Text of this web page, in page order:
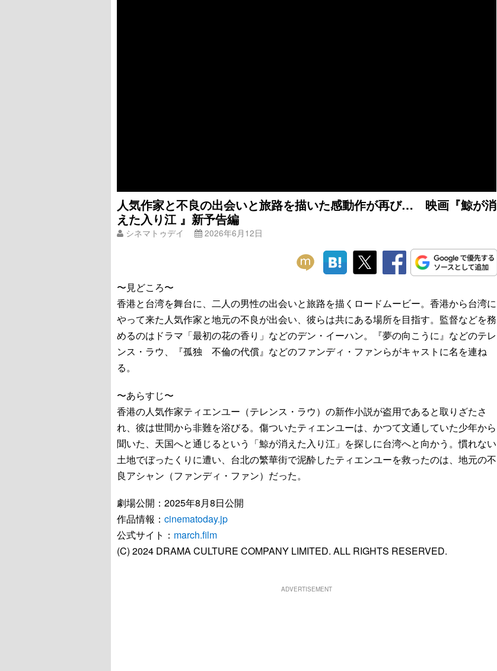
人気作家と不良の出会いと旅路を描いた感動作が再び… 映画『鯨が消
えた入り江 』新予告編
シネマトゥデイ 2026年6月12日
〜見どころ〜
香港と台湾を舞台に、二人の男性の出会いと旅路を描くロードムービー。香港から台湾に
やって来た人気作家と地元の不良が出会い、彼らは共にある場所を目指す。監督などを務
めるのはドラマ「最初の花の香り」などのデン・イーハン。『夢の向こうに』などのテレ
ンス・ラウ、『孤独 不倫の代償』などのファンディ・ファンらがキャストに名を連ね
る。
〜あらすじ〜
香港の人気作家ティエンユー（テレンス・ラウ）の新作小説が盗用であると取りざたさ
れ、彼は世間から非難を浴びる。傷ついたティエンユーは、かつて文通していた少年から
聞いた、天国へと通じるという「鯨が消えた入り江」を探しに台湾へと向かう。慣れない
土地でぼったくりに遭い、台北の繁華街で泥酔したティエンユーを救ったのは、地元の不
良アシャン（ファンディ・ファン）だった。
劇場公開：2025年8月8日公開
作品情報： cinematoday.jp
公式サイト： march.film
(C) 2024 DRAMA CULTURE COMPANY LIMITED. ALL RIGHTS RESERVED.
ADVERTISEMENT